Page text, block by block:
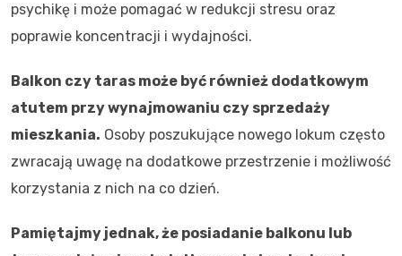
psychikę i może pomagać w redukcji stresu oraz
poprawie koncentracji i wydajności.
Balkon czy taras może być również dodatkowym
atutem przy wynajmowaniu czy sprzedaży
mieszkania. Osoby poszukujące nowego lokum często
zwracają uwagę na dodatkowe przestrzenie i możliwość
korzystania z nich na co dzień.
Pamiętajmy jednak, że posiadanie balkonu lub